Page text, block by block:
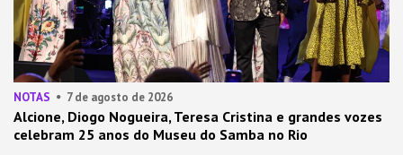
NOTAS 7 de agosto de 2026
Alcione, Diogo Nogueira, Teresa Cristina e grandes vozes
celebram 25 anos do Museu do Samba no Rio